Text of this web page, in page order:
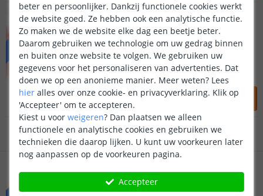
PRO
PRO | RGBW led strip
Complete set | 24 meter
(1 reviews)
OP VOORRAAD
714,95
96 leds | 1231 lm | 25W p/m
Voor professionele toepassingen
Hoogste lichtopbrengst
Klantbeoordeling 9.1
Voor 23:45 uur besteld, morgen in huis
5 jaar garantie
Gratisverzending vanaf € 20,-
Klantbeoordeling 9.1
Voor 23:45 uur besteld, morgen in huis
BASIC
BASIC | Dual White led strip
Complete set | 24 meter
beter en persoonlijker. Dankzij functionele cookies werkt
de website goed. Ze hebben ook een analytische functie.
Zo maken we de website elke dag een beetje beter.
Daarom gebruiken we technologie om uw gedrag binnen
en buiten onze website te volgen. We gebruiken uw
gegevens voor het personaliseren van advertenties. Dat
doen we op een anonieme manier. Meer weten? Lees
hier alles over onze cookie- en privacyverklaring. Klik op
'Accepteer' om te accepteren.
Kiest u voor weigeren? Dan plaatsen we alleen
functionele en analytische cookies en gebruiken we
technieken die daarop lijken. U kunt uw voorkeuren later
nog aanpassen op de voorkeuren pagina.
Accepteer